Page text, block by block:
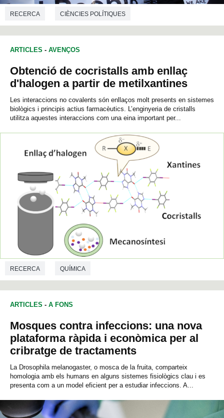
RECERCA CIÈNCIES POLÍTIQUES
ARTICLES - AVENÇOS
Obtenció de cocristalls amb enllaç
d'halogen a partir de metilxantines
Les interaccions no covalents són enllaços molt presents en sistemes
biològics i principis actius farmacèutics. L’enginyeria de cristalls
utilitza aquestes interaccions com una eina important per...
RECERCA QUÍMICA
ARTICLES - A FONS
Mosques contra infeccions: una nova
plataforma ràpida i econòmica per al
cribratge de tractaments
La Drosophila melanogaster, o mosca de la fruita, comparteix
homologia amb els humans en alguns sistemes fisiològics clau i es
presenta com a un model eficient per a estudiar infeccions. A...